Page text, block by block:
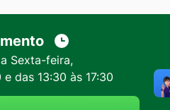
Sexta-feira,
e das 13:30 às 17:30